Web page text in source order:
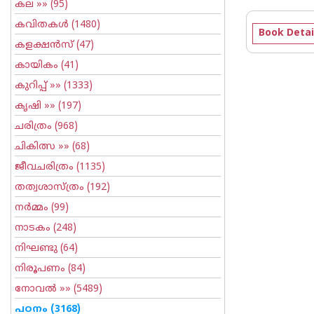
കല »» (95)
കവിതകള്‍ (1480)
കളക്ഷന്‍സ്(47)
കായികം (41)
കുറിപ്പ്‌ »» (1333)
കൃഷി »» (197)
ചരിത്രം (968)
ചികിത്സ »» (68)
ജീവചരിത്രം (1135)
തത്വശാസ്ത്രം (192)
നര്‍മ്മം (99)
നാടകം (248)
നിഘണ്ടു (64)
നിരൂപണം (84)
നോവല്‍ »» (5489)
പഠനം (3168)
Book